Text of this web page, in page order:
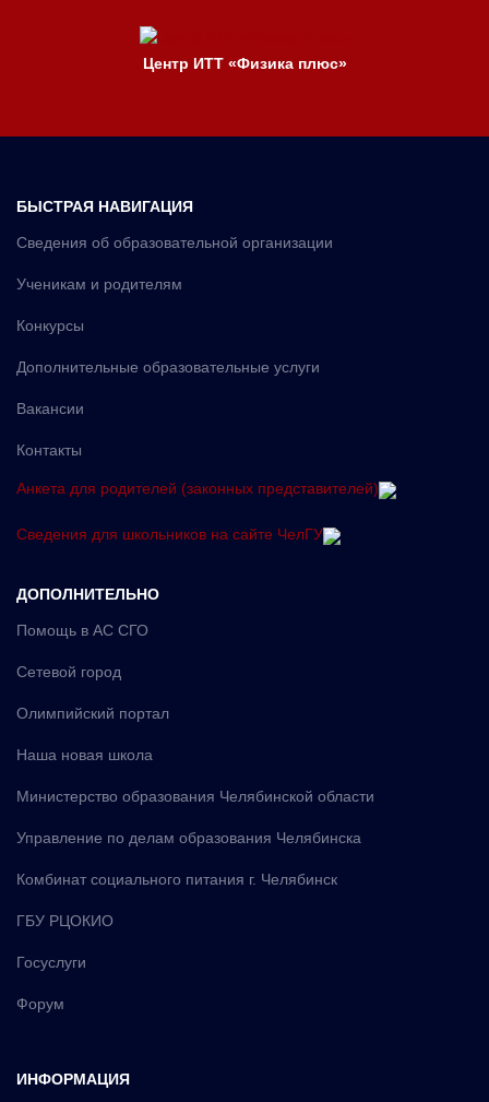
Центр ИТТ «Физика плюс»
БЫСТРАЯ НАВИГАЦИЯ
Сведения об образовательной организации
Ученикам и родителям
Конкурсы
Дополнительные образовательные услуги
Вакансии
Контакты
Анкета для родителей (законных представителей)
Сведения для школьников на сайте ЧелГУ
ДОПОЛНИТЕЛЬНО
Помощь в АС СГО
Сетевой город
Олимпийский портал
Наша новая школа
Министерство образования Челябинской области
Управление по делам образования Челябинска
Комбинат социального питания г. Челябинск
ГБУ РЦОКИО
Госуслуги
Форум
ИНФОРМАЦИЯ